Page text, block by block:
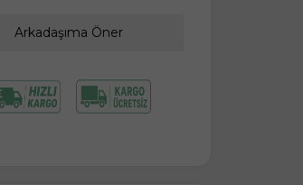
Arkadaşıma Öner